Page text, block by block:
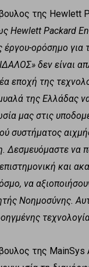
της Hewlett
Hewlett Packard
ορόσημο για
δεν είναι
εποχή της
της Ελλάδας
μας στις
συστήματος
Δεσμευόμαστε να
και
να
Νοημοσύνης.
της